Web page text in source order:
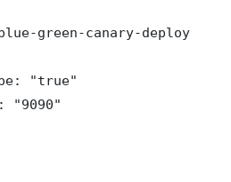
green-canary-deploy
"true"
"9090"